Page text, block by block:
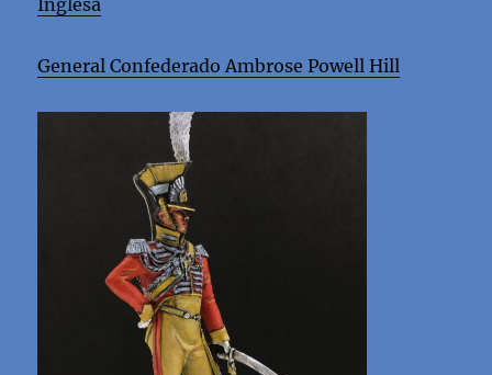
Inglesa
General Confederado Ambrose Powell Hill